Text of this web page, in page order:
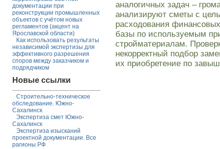
документации при
реконструкции промышленных
объектов с учётом новых
регламентов (акцент на
Ярославской области)
Как использовать результаты
независимой экспертизы для
эффективного разрешения
споров между заказчиком и
подрядчиком
Новые ссылки
Строительно-техническое
обследование. Южно-
Сахалинск
Экспертиза смет Южно-
Сахалинск
Экспертиза изысканий
проектной документации. Все
рагионы РФ
аналогичных задач –
анализируют сметы с
расходования
базы по используемым
стройматериалам.
некорректный подбор
их приобретение по